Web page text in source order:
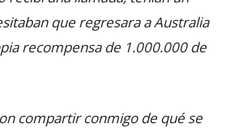
que regresara a Australia
recompensa de 1.000.000 de
compartir conmigo de qué se